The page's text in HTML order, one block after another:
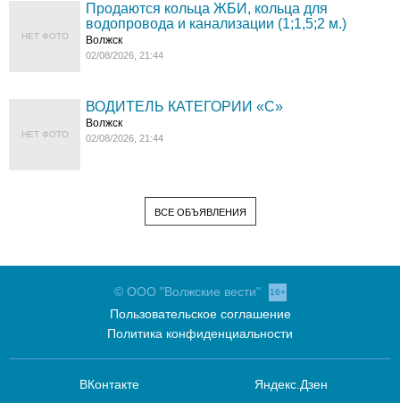
НЕТ ФОТО
Продаются кольца ЖБИ, кольца для
водопровода и канализации (1;1,5;2 м.)
Волжск
02/08/2026, 21:44
НЕТ ФОТО
ВОДИТЕЛЬ КАТЕГОРИИ «C»
Волжск
02/08/2026, 21:44
ВСЕ ОБЪЯВЛЕНИЯ
© ООО "Волжские вести" 16+
Пользовательское соглашение
Политика конфиденциальности
ВКонтакте
Яндекс.Дзен